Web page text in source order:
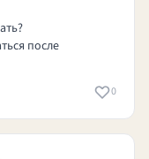
после
0